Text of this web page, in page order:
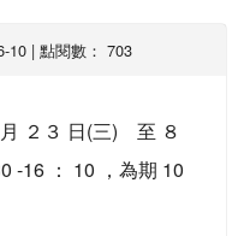
10 | 點閱數： 703
２３ 日(三) 至 ８
-16 ： 10 ，為期 10